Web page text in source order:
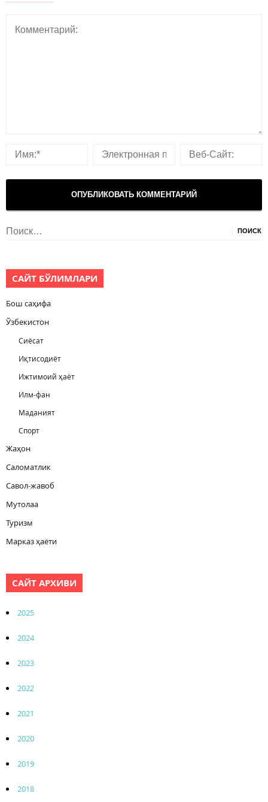
Найти:
САЙТ БЎЛИМЛАРИ
Бош саҳифа
Ўзбекистон
Сиёсат
Иқтисодиёт
Ижтимоий ҳаёт
Илм-фан
Маданият
Спорт
Жаҳон
Саломатлик
Савол-жавоб
Мутолаа
Туризм
Марказ ҳаёти
САЙТ АРХИВИ
2025
2024
2023
2022
2021
2020
2019
2018